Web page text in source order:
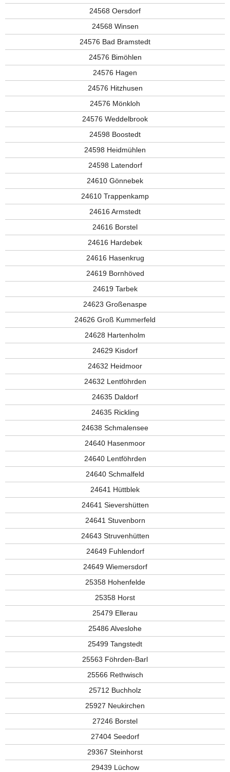
24568 Oersdorf
24568 Winsen
24576 Bad Bramstedt
24576 Bimöhlen
24576 Hagen
24576 Hitzhusen
24576 Mönkloh
24576 Weddelbrook
24598 Boostedt
24598 Heidmühlen
24598 Latendorf
24610 Gönnebek
24610 Trappenkamp
24616 Armstedt
24616 Borstel
24616 Hardebek
24616 Hasenkrug
24619 Bornhöved
24619 Tarbek
24623 Großenaspe
24626 Groß Kummerfeld
24628 Hartenholm
24629 Kisdorf
24632 Heidmoor
24632 Lentföhrden
24635 Daldorf
24635 Rickling
24638 Schmalensee
24640 Hasenmoor
24640 Lentföhrden
24640 Schmalfeld
24641 Hüttblek
24641 Sievershütten
24641 Stuvenborn
24643 Struvenhütten
24649 Fuhlendorf
24649 Wiemersdorf
25358 Hohenfelde
25358 Horst
25479 Ellerau
25486 Alveslohe
25499 Tangstedt
25563 Föhrden-Barl
25566 Rethwisch
25712 Buchholz
25927 Neukirchen
27246 Borstel
27404 Seedorf
29367 Steinhorst
29439 Lüchow